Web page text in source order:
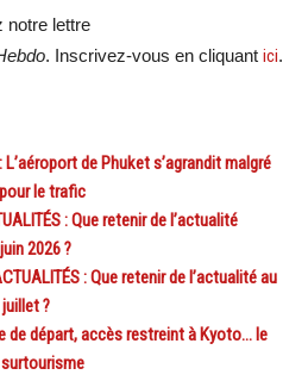
notre lettre
. Inscrivez-vous en cliquant ici.
L’aéroport de Phuket s’agrandit malgré
le trafic
: Que retenir de l’actualité
2026 ?
: Que retenir de l’actualité au
?
de départ, accès restreint à Kyoto… le